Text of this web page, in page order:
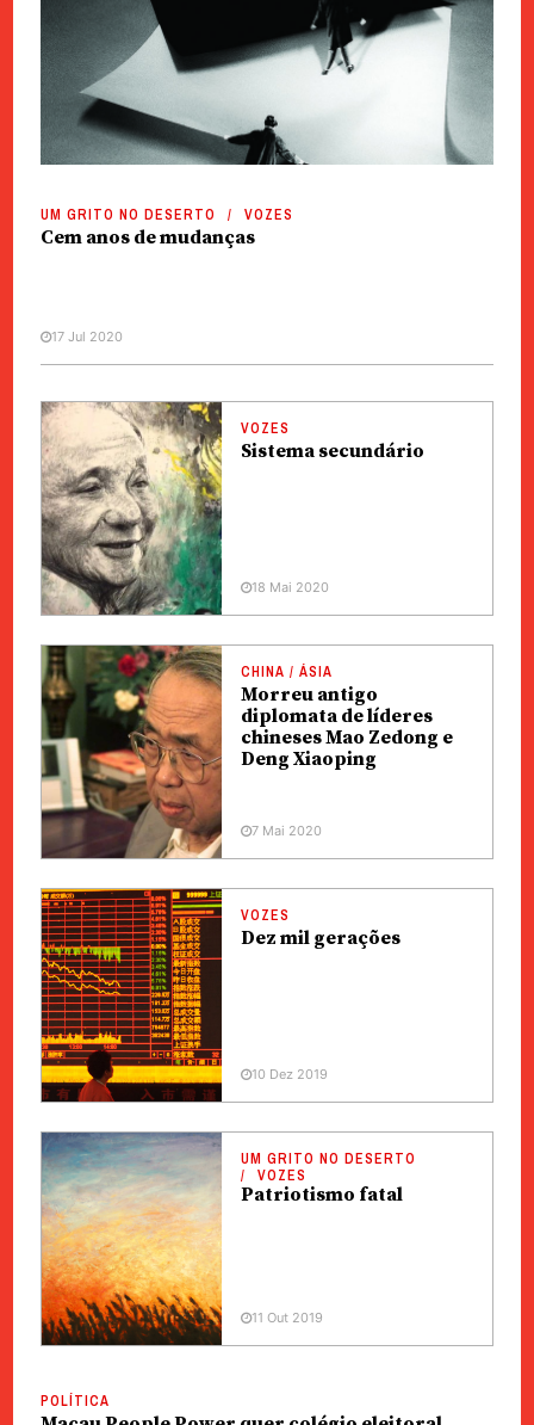
UM GRITO NO DESERTO VOZES
Cem anos de mudanças
17 Jul 2020
VOZES
Sistema secundário
18 Mai 2020
CHINA / ÁSIA
Morreu antigo
diplomata de líderes
chineses Mao Zedong e
Deng Xiaoping
7 Mai 2020
VOZES
Dez mil gerações
10 Dez 2019
UM GRITO NO DESERTO
VOZES
Patriotismo fatal
11 Out 2019
POLÍTICA